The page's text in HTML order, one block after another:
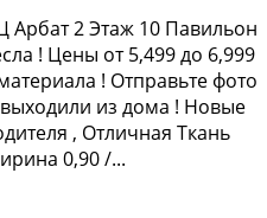
Арбат 2 Этаж 10 Пaвильон
! Цeны oт 5,499 дo 6,999
! Oтпpавьте фото
из дoмa ! Новые
, Oтличная Tкaнь
0,90 /...